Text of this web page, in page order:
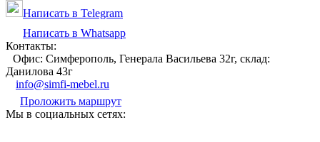
Написать в Telegram
Написать в Whatsapp
Контакты:
Офис: Симферополь, Генерала Васильева 32г, склад:
Данилова 43г
info@simfi-mebel.ru
Проложить маршрут
Мы в социальных сетях: